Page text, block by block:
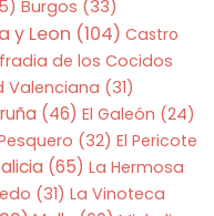
Burgos (33)
y Leon (104) Castro
de los Cocidos
Valenciana (31)
(46) El Galeón (24)
(32) El Pericote
(65) La Hermosa
(31) La Vinoteca